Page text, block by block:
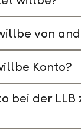
von
Konto?
bei der